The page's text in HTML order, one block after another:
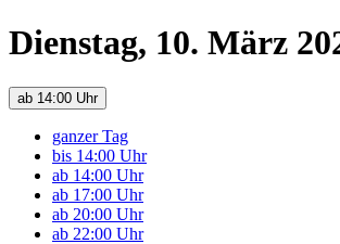
Dienstag, 10. März
ab 14:00 Uhr
ganzer Tag
bis 14:00 Uhr
ab 14:00 Uhr
ab 17:00 Uhr
ab 20:00 Uhr
ab 22:00 Uhr